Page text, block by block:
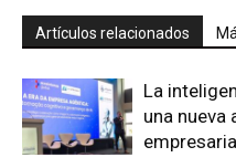
Artículos relacionados
La
una nueva